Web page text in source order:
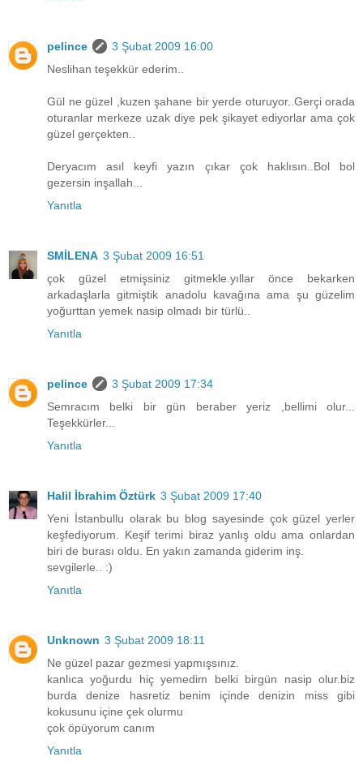
pelince
3 Şubat 2009 16:00
Neslihan teşekkür ederim..
Gül ne güzel ,kuzen şahane bir yerde oturuyor..Gerçi orada
oturanlar merkeze uzak diye pek şikayet ediyorlar ama çok
güzel gerçekten..
Deryacım asıl keyfi yazın çıkar çok haklısın..Bol bol
gezersin inşallah...
Yanıtla
SMİLENA 3 Şubat 2009 16:51
çok güzel etmişsiniz gitmekle.yıllar önce bekarken
arkadaşlarla gitmiştik anadolu kavağına ama şu güzelim
yoğurttan yemek nasip olmadı bir türlü..
Yanıtla
pelince
3 Şubat 2009 17:34
Semracım belki bir gün beraber yeriz ,bellimi olur...
Teşekkürler...
Yanıtla
Halil İbrahim Öztürk 3 Şubat 2009 17:40
Yeni İstanbullu olarak bu blog sayesinde çok güzel yerler
keşfediyorum. Keşif terimi biraz yanlış oldu ama onlardan
biri de burası oldu. En yakın zamanda giderim inş.
sevgilerle.. :)
Yanıtla
Unknown 3 Şubat 2009 18:11
Ne güzel pazar gezmesi yapmışsınız.
kanlıca yoğurdu hiç yemedim belki birgün nasip olur.biz
burda denize hasretiz benim içinde denizin miss gibi
kokusunu içine çek olurmu
çok öpüyorum canım
Yanıtla